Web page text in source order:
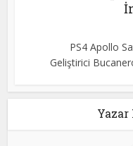
PS4 Apollo
Geliştirici